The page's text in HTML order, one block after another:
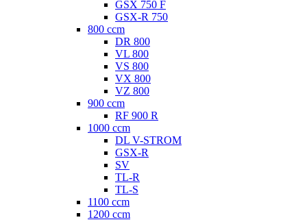
GSX 750 F
GSX-R 750
800 ccm
DR 800
VL 800
VS 800
VX 800
VZ 800
900 ccm
RF 900 R
1000 ccm
DL V-STROM
GSX-R
SV
TL-R
TL-S
1100 ccm
1200 ccm